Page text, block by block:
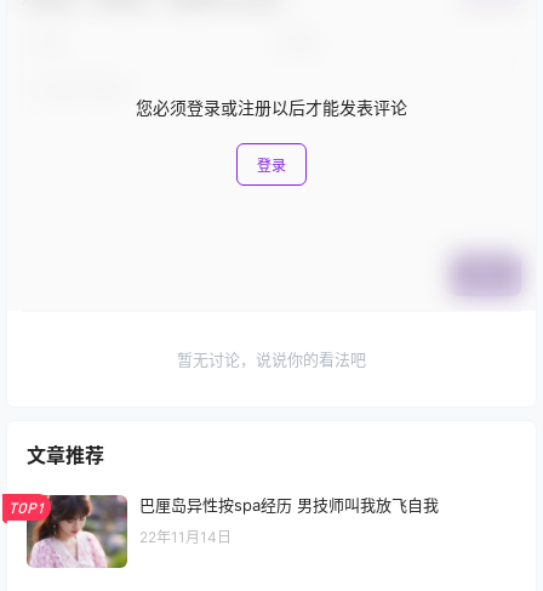
您必须登录或注册以后才能发表评论
登录
暂无讨论，说说你的看法吧
文章推荐
TOP1 巴厘岛异性按spa经历 男技师叫我放飞自我
22年11月14日